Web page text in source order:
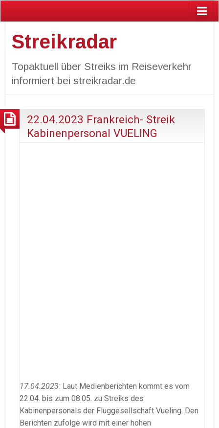
Streikradar
Topaktuell über Streiks im Reiseverkehr
informiert bei streikradar.de
22.04.2023 Frankreich- Streik
Kabinenpersonal VUELING
17.04.2023: Laut Medienberichten kommt es vom
22.04. bis zum 08.05. zu Streiks des
Kabinenpersonals der Fluggesellschaft Vueling. Den
Berichten zufolge wird mit einer hohen